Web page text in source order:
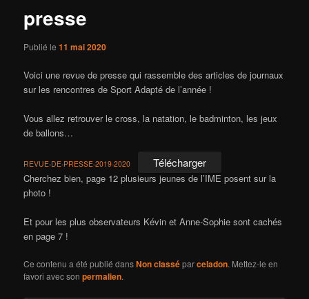
presse
Publié le11 mai 2020
Voici une revue de presse qui rassemble des articles de journaux
sur les rencontres de Sport Adapté de l’année !
Vous allez retrouver le cross, la natation, le badminton, les jeux
de ballons…
REVUE-DE-PRESSE-2019-2020 Télécharger
Cherchez bien, page 12 plusieurs jeunes de l’IME posent sur la
photo !
Et pour les plus observateurs Kévin et Anne-Sophie sont cachés
en page 7 !
Ce contenu a été publié dansNon classéparceladon. Mettez-le en
favori avec sonpermalien.